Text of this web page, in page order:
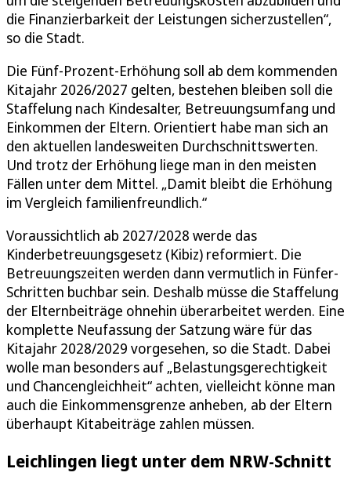
die Finanzierbarkeit der Leistungen sicherzustellen“,
so die Stadt.
Die Fünf-Prozent-Erhöhung soll ab dem kommenden
Kitajahr 2026/2027 gelten, bestehen bleiben soll die
Staffelung nach Kindesalter, Betreuungsumfang und
Einkommen der Eltern. Orientiert habe man sich an
den aktuellen landesweiten Durchschnittswerten.
Und trotz der Erhöhung liege man in den meisten
Fällen unter dem Mittel. „Damit bleibt die Erhöhung
im Vergleich familienfreundlich.“
Voraussichtlich ab 2027/2028 werde das
Kinderbetreuungsgesetz (Kibiz) reformiert. Die
Betreuungszeiten werden dann vermutlich in Fünfer-
Schritten buchbar sein. Deshalb müsse die Staffelung
der Elternbeiträge ohnehin überarbeitet werden. Eine
komplette Neufassung der Satzung wäre für das
Kitajahr 2028/2029 vorgesehen, so die Stadt. Dabei
wolle man besonders auf „Belastungsgerechtigkeit
und Chancengleichheit“ achten, vielleicht könne man
auch die Einkommensgrenze anheben, ab der Eltern
überhaupt Kitabeiträge zahlen müssen.
Leichlingen liegt unter dem NRW-Schnitt